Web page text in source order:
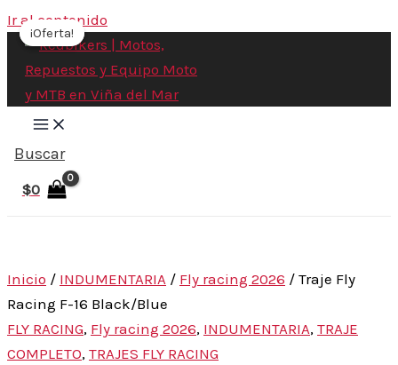
Ir al contenido
Buscar
$0
Inicio / INDUMENTARIA / Fly racing 2026 / Traje Fly
Racing F-16 Black/Blue
FLY RACING, Fly racing 2026, INDUMENTARIA, TRAJE
COMPLETO, TRAJES FLY RACING
¡Oferta!
¡Oferta!